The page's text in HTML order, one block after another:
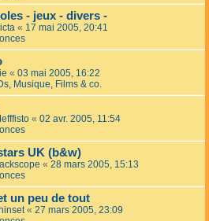
- jeux - divers -
« 17 mai 2005, 20:41
« 03 mai 2005, 16:22
Musique, Films & co.
« 02 avr. 2005, 11:54
UK (b&w)
« 28 mars 2005, 15:13
un peu de tout
« 27 mars 2005, 23:09